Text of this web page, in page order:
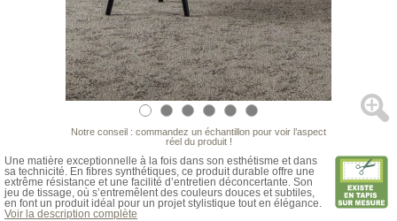
Notre conseil : commandez un échantillon pour voir l’aspect
réel du produit !
Une matière exceptionnelle à la fois dans son esthétisme et dans
sa technicité. En fibres synthétiques, ce produit durable offre une
extrême résistance et une facilité d’entretien déconcertante. Son
jeu de tissage, où s’entremêlent des couleurs douces et subtiles,
en font un produit idéal pour un projet stylistique tout en élégance.
Voir la description complète